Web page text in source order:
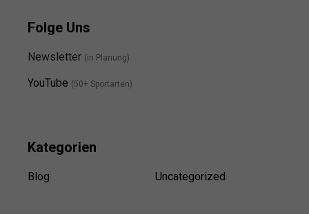
Folge Uns
Newsletter (in Planung)
YouTube (50+ Sportarten)
Kategorien
Blog Uncategorized